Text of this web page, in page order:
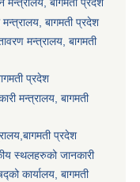
मन्त्रालय, बागमती प्रदेश
मन्त्रालय, बागमती
प्रदेश
मन्त्रालय, बागमती
प्रदेश
स्थलहरुको जानकारी
कार्यालय, बागमती